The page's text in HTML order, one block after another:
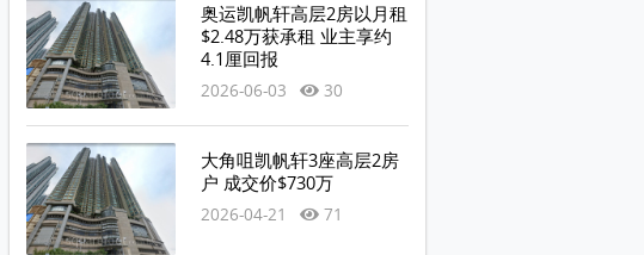
奥运凯帆轩高层2房以月租
$2.48万获承租 业主享约
4.1厘回报
2026-06-03 30
大角咀凯帆轩3座高层2房
户 成交价$730万
2026-04-21 71